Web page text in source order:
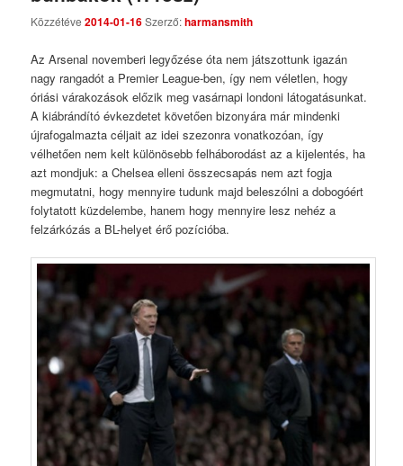
Közzétéve2014-01-16Szerző:harmansmith
Az Arsenal novemberi legyőzése óta nem játszottunk igazán
nagy rangadót a Premier League-ben, így nem véletlen, hogy
óriási várakozások előzik meg vasárnapi londoni látogatásunkat.
A kiábrándító évkezdetet követően bizonyára már mindenki
újrafogalmazta céljait az idei szezonra vonatkozóan, így
vélhetően nem kelt különösebb felháborodást az a kijelentés, ha
azt mondjuk: a Chelsea elleni összecsapás nem azt fogja
megmutatni, hogy mennyire tudunk majd beleszólni a dobogóért
folytatott küzdelembe, hanem hogy mennyire lesz nehéz a
felzárkózás a BL-helyet érő pozícióba.